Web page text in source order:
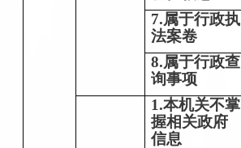
7.属于行政执
法案卷
8.属于行政查
询事项
1.本机关不掌
握相关政府
信息